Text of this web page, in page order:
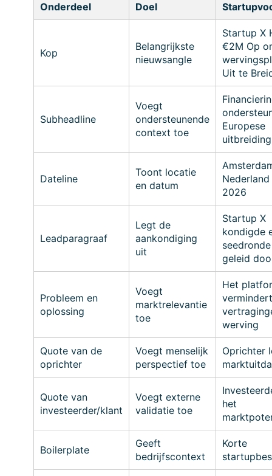
Onderdeel Doel
Kop
Belangrijkste
nieuwsangle
Startup X
€2M Op
Uit te
Subheadline
Voegt
ondersteunende
context toe
Europese
uitbreiding
Dateline
Toont locatie
en datum
Nederland
2026
Leadparagraaf
Legt de
aankondiging
uit
Startup X
kondigde
geleid
Probleem en
oplossing
Voegt
marktrelevantie
toe
Het
vermindert
werving
Quote van de
oprichter
Voegt menselijk
perspectief toe
Oprichter
Quote van
investeerder/klant
Voegt externe
validatie toe
het
Boilerplate
Geeft
bedrijfscontext
Korte